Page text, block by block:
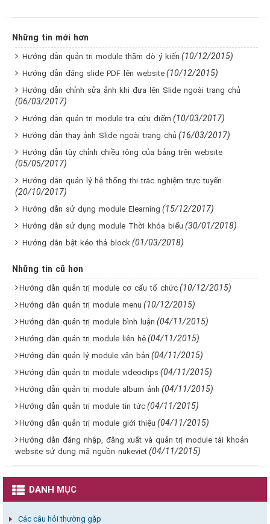
Những tin mới hơn
Hướng dẫn quản trị module thăm dò ý kiến (10/12/2015)
Hướng dẫn đăng slide PDF lên website (10/12/2015)
Hướng dẫn chỉnh sửa ảnh khi đưa lên Slide ngoài trang chủ
(06/03/2017)
Hướng dẫn quản trị module tra cứu điểm (10/03/2017)
Hướng dẫn thay ảnh Slide ngoài trang chủ (16/03/2017)
Hướng dẫn tùy chỉnh chiều rộng của bảng trên website
(05/05/2017)
Hướng dẫn quản lý hệ thống thi trắc nghiệm trực tuyến
(20/10/2017)
Hướng dẫn sử dụng module Elearning (15/12/2017)
Hướng dẫn sử dụng module Thời khóa biểu (30/01/2018)
Hướng dẫn bật kéo thả block (01/03/2018)
Những tin cũ hơn
Hướng dẫn quản trị module cơ cấu tổ chức (10/12/2015)
Hướng dẫn quản trị module menu (10/12/2015)
Hướng dẫn quản trị module bình luận (04/11/2015)
Hướng dẫn quản trị module liên hệ (04/11/2015)
Hướng dẫn quản lý module văn bản (04/11/2015)
Hướng dẫn quản trị module videoclips (04/11/2015)
Hướng dẫn quản trị module album ảnh (04/11/2015)
Hướng dẫn quản trị module tin tức (04/11/2015)
Hướng dẫn quản trị module giới thiệu (04/11/2015)
Hướng dẫn đăng nhập, đăng xuất và quản trị module tài khoản
website sử dụng mã nguồn nukeviet (04/11/2015)
DANH MỤC
Các câu hỏi thường gặp